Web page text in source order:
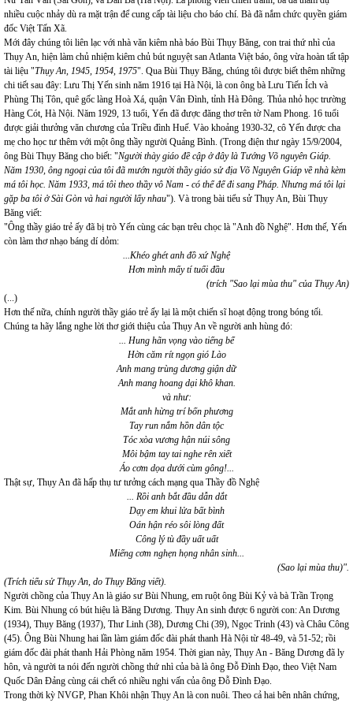
nhiều cuộc nhảy dù ra mặt trận để cung cấp tài liệu cho báo chí. Bà đã nắm chức quyền giám
đốc Việt Tấn Xã.
Mới đây chúng tôi liên lạc với nhà văn kiêm nhà báo Bùi Thụy Băng, con trai thứ nhì của
Thụy An, hiện làm chủ nhiệm kiêm chủ bút nguyệt san Atlanta Việt báo, ông vừa hoàn tất tập
tài liệu "Thụy An, 1945, 1954, 1975". Qua Bùi Thụy Băng, chúng tôi được biết thêm những
chi tiết sau đây: Lưu Thị Yến sinh năm 1916 tại Hà Nội, là con ông bà Lưu Tiến Ích và
Phùng Thị Tôn, quê gốc làng Hoà Xá, quận Vân Đình, tỉnh Hà Đông. Thủa nhỏ học trường
Hàng Cót, Hà Nội. Năm 1929, 13 tuổi, Yến đã được đăng thơ trên tờ Nam Phong. 16 tuổi
được giải thưởng văn chương của Triều đình Huế. Vào khoảng 1930-32, cô Yến được cha
mẹ cho học tư thêm với một ông thầy người Quảng Bình. (Trong điện thư ngày 15/9/2004,
ông Bùi Thụy Băng cho biết: "Người thày giáo đề cập ở đây là Tướng Võ nguyên Giáp.
Năm 1930, ông ngoại của tôi đã mướn người thầy giáo sử địa Võ Nguyên Giáp về nhà kèm
má tôi học. Năm 1933, má tôi theo thầy vô Nam - có thể để đi sang Pháp. Nhưng má tôi lại
gặp ba tôi ở Sài Gòn và hai người lấy nhau"). Và trong bài tiểu sử Thụy An, Bùi Thụy
Băng viết:
"Ông thầy giáo trẻ ấy đã bị trò Yến cùng các bạn trêu chọc là "Anh đồ Nghệ". Hơn thế, Yến
còn làm thơ nhạo báng dí dỏm:
...Khéo ghét anh đồ xứ Nghệ
Hơn mình mấy tí tuổi đầu
(trích "Sao lại mùa thu" của Thụy An)
(...)
Hơn thế nữa, chính người thầy giáo trẻ ấy lại là một chiến sĩ hoạt động trong bóng tối.
Chúng ta hãy lắng nghe lời thơ giới thiệu của Thụy An về người anh hùng đó:
... Hung hãn vọng vào tiếng bể
Hờn căm rít ngọn gió Lào
Anh mang trùng dương giận dữ
Anh mang hoang dại khô khan.
và như:
Mắt anh hừng trí bốn phương
Tay run nắm hồn dân tộc
Tóc xòa vương hận núi sông
Môi bậm tay tai nghe rên xiết
Áo cơm dọa dưới cùm gông!...
Thật sự, Thụy An đã hấp thụ tư tưởng cách mạng qua Thầy đồ Nghệ
... Rồi anh bắt đầu dẫn dắt
Dạy em khui lửa bất bình
Oán hận réo sôi lòng đất
Công lý tù đầy uất uất
Miếng cơm nghẹn họng nhân sinh...
(Sao lại mùa thu)".
(Trích tiểu sử Thụy An, do Thụy Băng viết).
Người chồng của Thụy An là giáo sư Bùi Nhung, em ruột ông Bùi Kỷ và bà Trần Trọng
Kim. Bùi Nhung có bút hiệu là Băng Dương. Thụy An sinh được 6 người con: An Dương
(1934), Thụy Băng (1937), Thư Linh (38), Dương Chi (39), Ngọc Trinh (43) và Châu Công
(45). Ông Bùi Nhung hai lần làm giám đốc đài phát thanh Hà Nội từ 48-49, và 51-52; rồi
giám đốc đài phát thanh Hải Phòng năm 1954. Thời gian này, Thụy An - Băng Dương đã ly
hôn, và người ta nói đến người chồng thứ nhì của bà là ông Đỗ Đình Đạo, theo Việt Nam
Quốc Dân Đảng cùng cái chết có nhiều nghi vấn của ông Đỗ Đình Đạo.
Trong thời kỳ NVGP, Phan Khôi nhận Thụy An là con nuôi. Theo cả hai bên nhân chứng,